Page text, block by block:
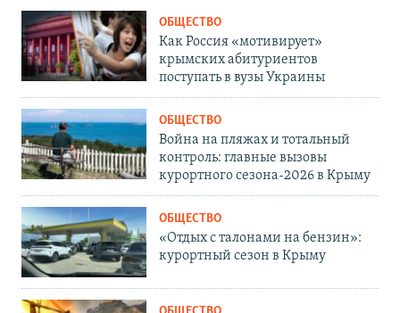
ОБЩЕСТВО
Как Россия «мотивирует»
крымских абитуриентов
поступать в вузы Украины
ОБЩЕСТВО
Война на пляжах и тотальный
контроль: главные вызовы
курортного сезона-2026 в Крыму
ОБЩЕСТВО
«Отдых с талонами на бензин»:
курортный сезон в Крыму